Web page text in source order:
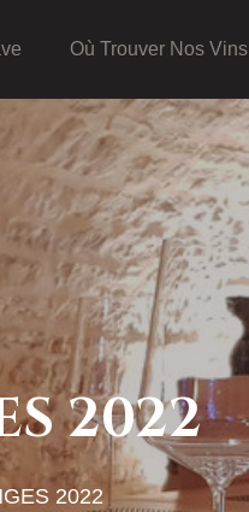
Où Trouver Nos Vins
2022
2022